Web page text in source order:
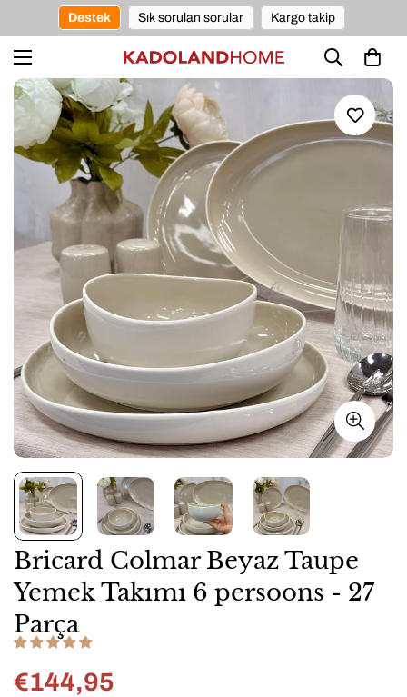
Destek Sık sorulan sorular Kargo takip
Bricard Colmar Beyaz Taupe
Yemek Takımı 6 persoons - 27
Parça
Normal
€144,95